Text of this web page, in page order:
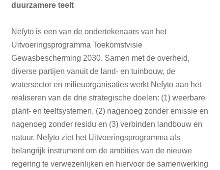
duurzamere teelt
Nefyto is een van de ondertekenaars van het
Uitvoeringsprogramma Toekomstvisie
Gewasbescherming 2030. Samen met de overheid,
diverse partijen vanuit de land- en tuinbouw, de
watersector en milieuorganisaties werkt Nefyto aan het
realiseren van de drie strategische doelen: (1) weerbare
plant- en teeltsystemen, (2) nagenoeg zonder emissie en
nagenoeg zonder residu en (3) verbinden landbouw en
natuur. Nefyto ziet het Uitvoeringsprogramma als
belangrijk instrument om de ambities van de nieuwe
regering te verwezenlijken en hiervoor de samenwerking